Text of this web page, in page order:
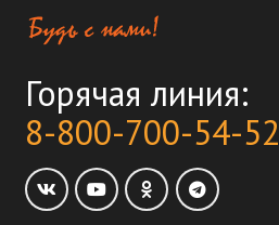
Горячая линия:
8-800-700-54-52